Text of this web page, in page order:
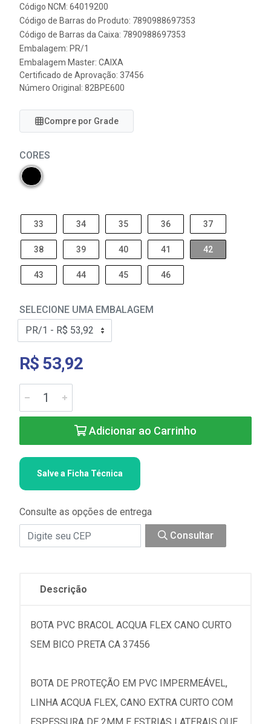
Código NCM: 64019200
Código de Barras do Produto: 7890988697353
Código de Barras da Caixa: 7890988697353
Embalagem: PR/1
Embalagem Master: CAIXA
Certificado de Aprovação: 37456
Número Original: 82BPE600
Compre por Grade
CORES
33 34 35 36 37
38 39 40 41 42
43 44 45 46
SELECIONE UMA EMBALAGEM
R$ 53,92
Adicionar ao Carrinho
Salve a Ficha Técnica
Consulte as opções de entrega
Consultar
Descrição
BOTA PVC BRACOL ACQUA FLEX CANO CURTO
SEM BICO PRETA CA 37456
BOTA DE PROTEÇÃO EM PVC IMPERMEÁVEL,
LINHA ACQUA FLEX, CANO EXTRA CURTO COM